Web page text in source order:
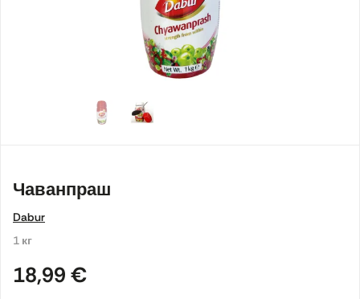
Чаванпраш
Dabur
1 кг
18,99 €